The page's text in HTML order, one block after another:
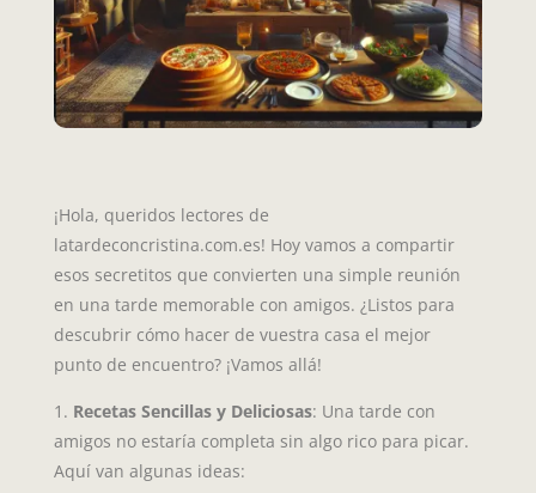
¡Hola, queridos lectores de
latardeconcristina.com.es! Hoy vamos a compartir
esos secretitos que convierten una simple reunión
en una tarde memorable con amigos. ¿Listos para
descubrir cómo hacer de vuestra casa el mejor
punto de encuentro? ¡Vamos allá!
1. Recetas Sencillas y Deliciosas: Una tarde con
amigos no estaría completa sin algo rico para picar.
Aquí van algunas ideas: